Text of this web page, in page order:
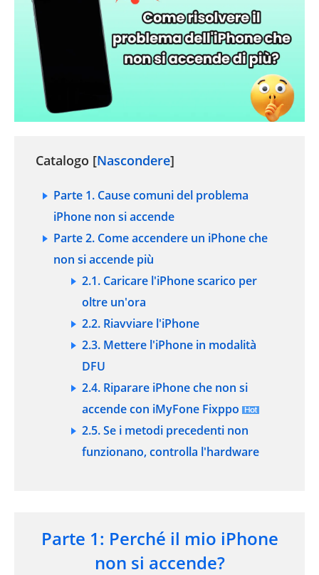
Catalogo [Nascondere]
Parte 1. Cause comuni del problema
iPhone non si accende
Parte 2. Come accendere un iPhone che
non si accende più
2.1. Caricare l'iPhone scarico per
oltre un'ora
2.2. Riavviare l'iPhone
2.3. Mettere l'iPhone in modalità
DFU
2.4. Riparare iPhone che non si
accende con iMyFone Fixppo
2.5. Se i metodi precedenti non
funzionano, controlla l'hardware
Parte 1: Perché il mio iPhone
non si accende?